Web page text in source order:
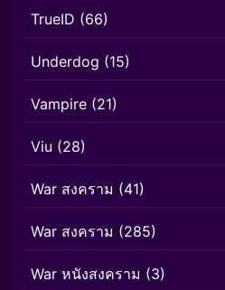
TrueID (66)
Underdog (15)
Vampire (21)
Viu (28)
War สงคราม (41)
War สงคราม (285)
War หนังสงคราม (3)